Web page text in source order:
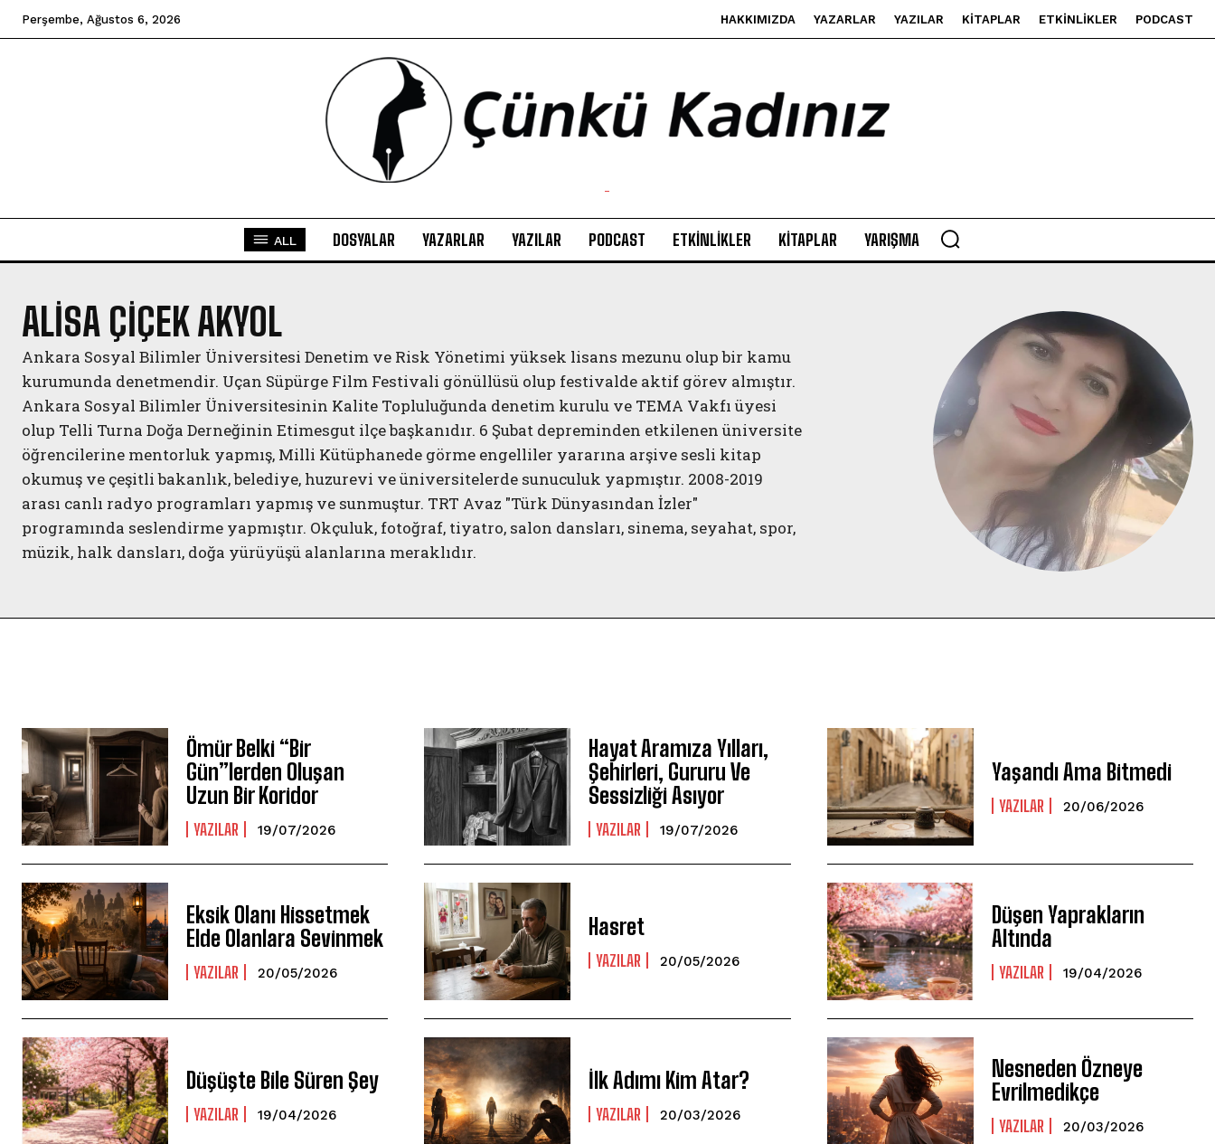
Perşembe, Ağustos 6, 2026 HAKKIMIZDA YAZARLAR YAZILAR KITAPLAR ETKINLIKLER PODCAST
-
ALL DOSYALAR YAZARLAR YAZILAR PODCAST ETKINLIKLER KITAPLAR YARIŞMA
ALISA ÇIÇEK AKYOL
Ankara Sosyal Bilimler Üniversitesi Denetim ve Risk Yönetimi yüksek lisans mezunu olup bir kamu
kurumunda denetmendir. Uçan Süpürge Film Festivali gönüllüsü olup festivalde aktif görev almıştır.
Ankara Sosyal Bilimler Üniversitesinin Kalite Topluluğunda denetim kurulu ve TEMA Vakfı üyesi
olup Telli Turna Doğa Derneğinin Etimesgut ilçe başkanıdır. 6 Şubat depreminden etkilenen üniversite
öğrencilerine mentorluk yapmış, Milli Kütüphanede görme engelliler yararına arşive sesli kitap
okumuş ve çeşitli bakanlık, belediye, huzurevi ve üniversitelerde sunuculuk yapmıştır. 2008-2019
arası canlı radyo programları yapmış ve sunmuştur. TRT Avaz "Türk Dünyasından İzler"
programında seslendirme yapmıştır. Okçuluk, fotoğraf, tiyatro, salon dansları, sinema, seyahat, spor,
müzik, halk dansları, doğa yürüyüşü alanlarına meraklıdır.
Ömür Belki “Bir
Gün”lerden Oluşan
Uzun Bir Koridor
YAZILAR 19/07/2026
Hayat Aramıza Yılları,
Şehirleri, Gururu Ve
Sessizliği Asıyor
YAZILAR 19/07/2026
Yaşandı Ama Bitmedi
YAZILAR 20/06/2026
Eksik Olanı Hissetmek
Elde Olanlara Sevinmek
YAZILAR 20/05/2026
Hasret
YAZILAR 20/05/2026
Düşen Yaprakların
Altında
YAZILAR 19/04/2026
Düşüşte Bile Süren Şey
YAZILAR 19/04/2026
İlk Adımı Kim Atar?
YAZILAR 20/03/2026
Nesneden Özneye
Evrilmedikçe
YAZILAR 20/03/2026